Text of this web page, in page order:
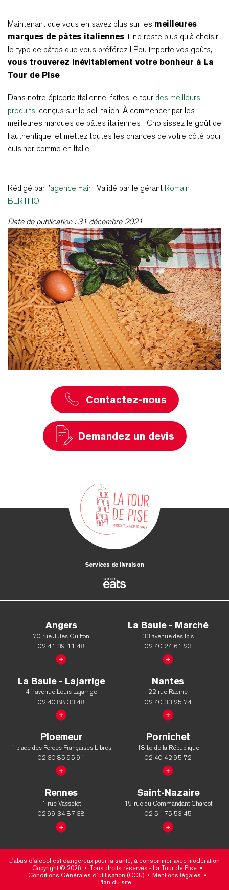
Maintenant que vous en savez plus sur les meilleures
marques de pâtes italiennes, il ne reste plus qu’à choisir
le type de pâtes que vous préférez ! Peu importe vos goûts,
vous trouverez inévitablement votre bonheur à La
Tour de Pise.
Dans notre épicerie italienne, faites le tour des meilleurs
produits, conçus sur le sol italien. À commencer par les
meilleures marques de pâtes italiennes ! Choisissez le goût de
l’authentique, et mettez toutes les chances de votre côté pour
cuisiner comme en Italie.
Rédigé par l’agence Fair | Validé par le gérant Romain
BERTHO
Date de publication : 31 décembre 2021
Contactez-nous
Demandez un devis
Services de livraison
Angers
70 rue Jules Guitton
02 41 39 11 48
La Baule - Marché
33 avenue des Ibis
02 40 24 61 23
La Baule - Lajarrige
41 avenue Louis Lajarrige
02 40 88 33 48
Nantes
22 rue Racine
02 40 33 25 74
Ploemeur
1 place des Forces Françaises Libres
02 30 85 95 91
Pornichet
18 bd de la République
02 40 42 95 72
Rennes
1 rue Vasselot
02 99 34 87 38
Saint-Nazaire
19 rue du Commandant Charcot
02 51 75 53 45
L'abus d'alcool est dangereux pour la santé, à consommer avec modération
Copyright © 2026
Tous droits réservés - La Tour de Pise
Conditions Générales d’utilisation (CGU)
Mentions légales
Plan du site